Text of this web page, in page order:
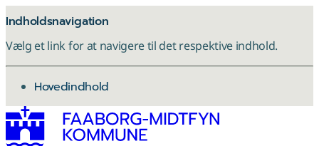
Indholdsnavigation
Vælg et link for at navigere til det respektive indhold.
gå til
Hovedindhold